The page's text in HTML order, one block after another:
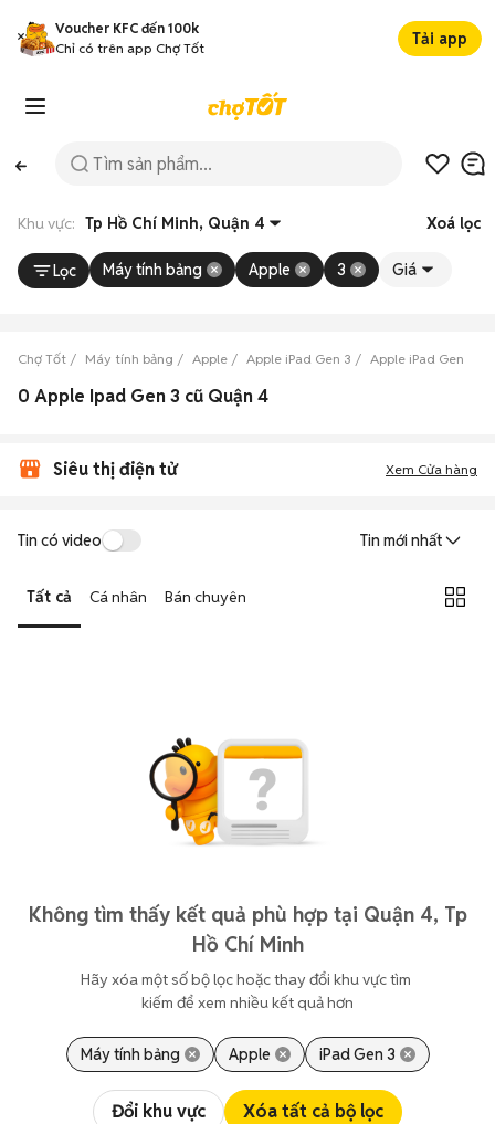
Voucher KFC đến 100k
Chỉ có trên app Chợ Tốt
Tải app
Khu vực: Tp Hồ Chí Minh, Quận 4 Xoá lọc
Lọc Máy tính bảng Apple 3 Giá
Chợ Tốt Máy tính bảng Apple Apple iPad Gen 3 Apple iPad Gen 3
0 Apple Ipad Gen 3 cũ Quận 4
Siêu thị điện tử Xem Cửa hàng
Tin có video Tin mới nhất
Tất cả Cá nhân Bán chuyên
Không tìm thấy kết quả phù hợp tại Quận 4, Tp
Hồ Chí Minh
Hãy xóa một số bộ lọc hoặc thay đổi khu vực tìm
kiếm để xem nhiều kết quả hơn
Máy tính bảng Apple iPad Gen 3
Đổi khu vực Xóa tất cả bộ lọc